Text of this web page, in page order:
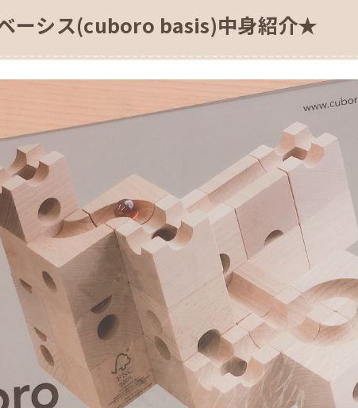
ーシス(cuboro basis)中身紹介★